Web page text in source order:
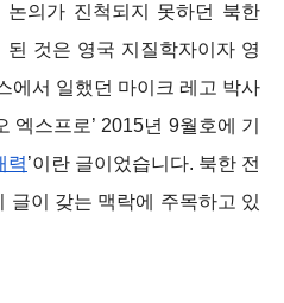
의가 진척되지 못하던 북한
것은 영국 지질학자이자 영
에서 일했던 마이크 레고 박사
엑스프로’ 2015년 9월호에 기
력’이란 글이었습니다. 북한 전
글이 갖는 맥락에 주목하고 있